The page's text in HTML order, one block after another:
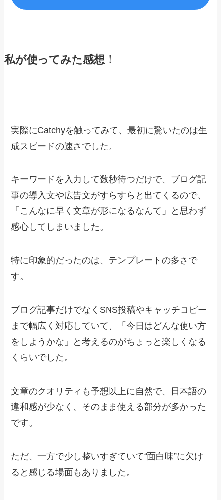
私が使ってみた感想！
実際にCatchyを触ってみて、最初に驚いたのは生
成スピードの速さでした。
キーワードを入力して数秒待つだけで、ブログ記
事の導入文や広告文がすらすらと出てくるので、
「こんなに早く文章が形になるなんて」と思わず
感心してしまいました。
特に印象的だったのは、テンプレートの多さで
す。
ブログ記事だけでなくSNS投稿やキャッチコピー
まで幅広く対応していて、「今日はどんな使い方
をしようかな」と考えるのがちょっと楽しくなる
くらいでした。
文章のクオリティも予想以上に自然で、日本語の
違和感が少なく、そのまま使える部分が多かった
です。
ただ、一方で少し整いすぎていて“面白味”に欠け
ると感じる場面もありました。